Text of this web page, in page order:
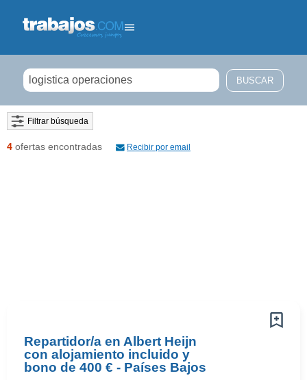
Filtrar búsqueda
4 ofertas encontradas Recibir por email
Repartidor/a en Albert Heijn
con alojamiento incluido y
bono de 400 € - Países Bajos